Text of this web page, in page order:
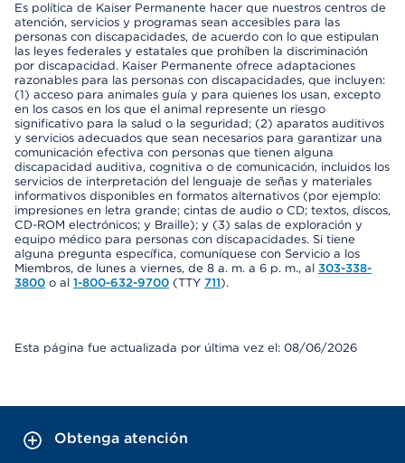
Es política de Kaiser Permanente hacer que nuestros centros de
atención, servicios y programas sean accesibles para las
personas con discapacidades, de acuerdo con lo que estipulan
las leyes federales y estatales que prohíben la discriminación
por discapacidad. Kaiser Permanente ofrece adaptaciones
razonables para las personas con discapacidades, que incluyen:
(1) acceso para animales guía y para quienes los usan, excepto
en los casos en los que el animal represente un riesgo
significativo para la salud o la seguridad; (2) aparatos auditivos
y servicios adecuados que sean necesarios para garantizar una
comunicación efectiva con personas que tienen alguna
discapacidad auditiva, cognitiva o de comunicación, incluidos los
servicios de interpretación del lenguaje de señas y materiales
informativos disponibles en formatos alternativos (por ejemplo:
impresiones en letra grande; cintas de audio o CD; textos, discos,
CD-ROM electrónicos; y Braille); y (3) salas de exploración y
equipo médico para personas con discapacidades. Si tiene
alguna pregunta específica, comuníquese con Servicio a los
Miembros, de lunes a viernes, de 8 a. m. a 6 p. m., al 303-338-
3800 o al 1-800-632-9700 (TTY 711).
Esta página fue actualizada por última vez el: 08/06/2026
Obtenga atención